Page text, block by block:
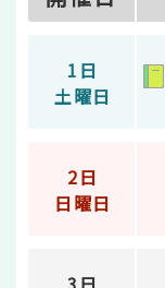
1日
土曜日
2日
日曜日